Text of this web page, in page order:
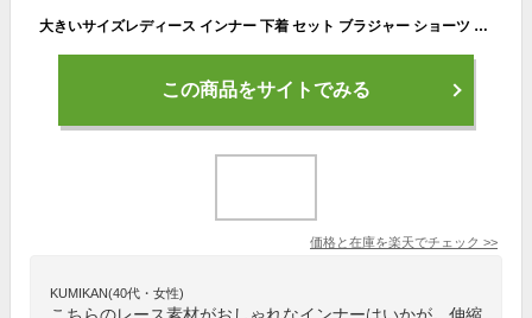
大きいサイズレディース インナー 下着 セット ブラジャー ショーツ レースナイトブラ＆ショーツセット ナイトブラ ブラ 谷間 セクシー レース フリル ランジェリー 夜用 伸縮 春新作 春服 秋服 夏服 冬服 LL 2L 3L 4L 5L ブラック 黒 ホワイト 白 ミント 韓国ファッション
この商品をサイトでみる
価格と在庫を楽天でチェック >>
KUMIKAN(40代・女性)